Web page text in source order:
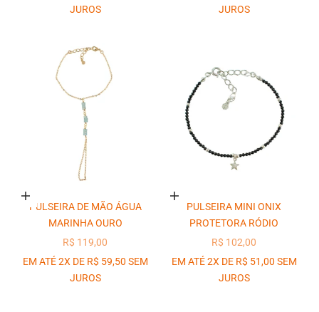
JUROS
JUROS
Adicionar ao carrinho
PULSEIRA DE MÃO ÁGUA
MARINHA OURO
PREÇO PROMOCIONAL
R$ 119,00
EM ATÉ 2X DE R$ 59,50 SEM
JUROS
Adicionar ao carrinho
PULSEIRA MINI ONIX
PROTETORA RÓDIO
PREÇO PROMOCIONAL
R$ 102,00
EM ATÉ 2X DE R$ 51,00 SEM
JUROS